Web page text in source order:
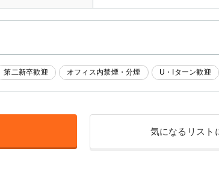
第二新卒歓迎 オフィス内禁煙・分煙 U・Iターン歓迎
気になるリスト